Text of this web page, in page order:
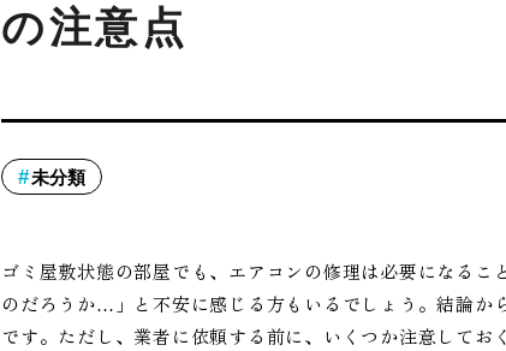
の注意点
未分類
ゴミ屋敷状態の部屋でも、エアコンの修理は必要になる
のだろうか…」と不安に感じる方もいるでしょう。結論か
です。ただし、業者に依頼する前に、いくつか注意して